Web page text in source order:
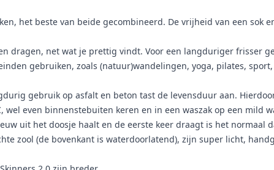
het beste van beide gecombineerd. De vrijheid van een
dragen, net wat je prettig vindt. Voor een langduriger frisser
gebruiken, zoals (natuur)wandelingen, yoga, pilates,
gebruik op asfalt en beton tast de levensduur aan.
wel even binnenstebuiten keren en in een waszak op een
uit het doosje haalt en de eerste keer draagt is het
zool (de bovenkant is waterdoorlatend), zijn super licht,